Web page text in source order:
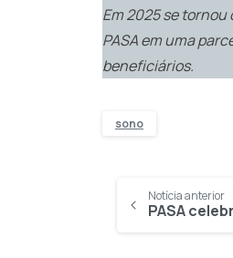
Em 2025 se
PASA em uma
beneficiários.
sono
Notícia anterior